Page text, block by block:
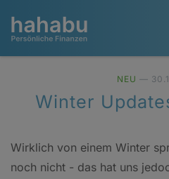
NEU —
Winter
Wirklich von einem Winter
noch nicht - das hat uns